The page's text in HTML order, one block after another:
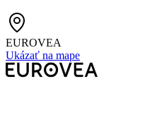
EUROVEA
Ukázať na mape